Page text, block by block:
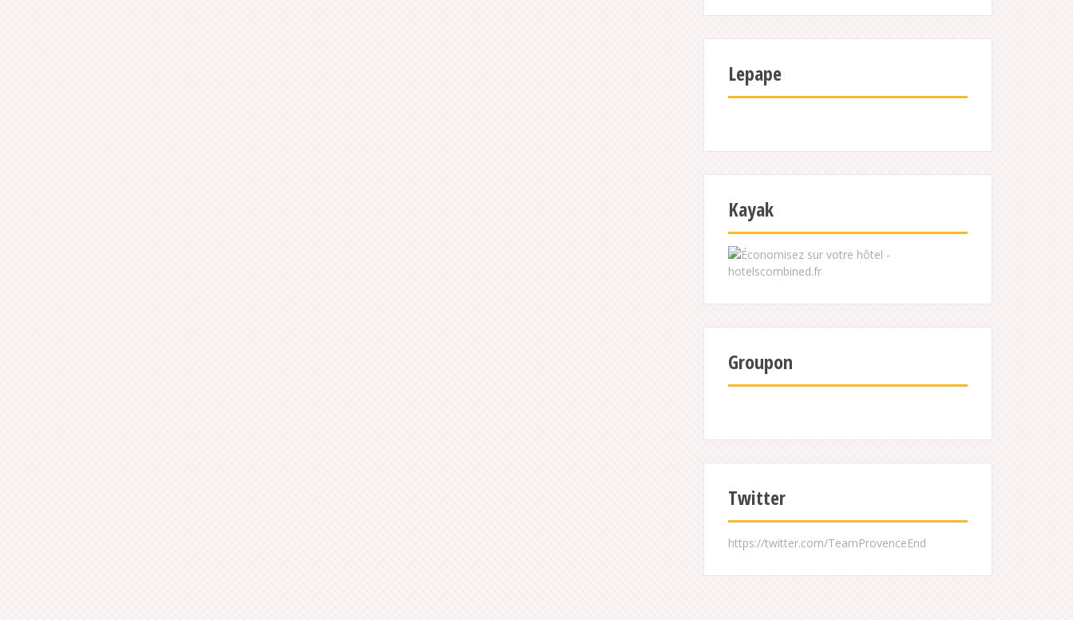
Lepape
Kayak
Groupon
Twitter
https://twitter.com/TeamProvenceEnd